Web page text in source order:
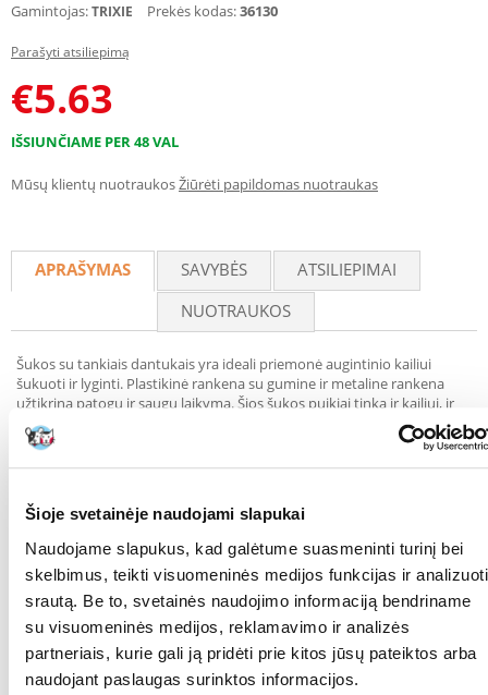
Šioje svetainėje naudojami slapukai
Naudojame slapukus, kad galėtume suasmeninti turinį bei
skelbimus, teikti visuomeninės medijos funkcijas ir analizuoti
srautą. Be to, svetainės naudojimo informaciją bendriname
su visuomeninės medijos, reklamavimo ir analizės
partneriais, kurie gali ją pridėti prie kitos jūsų pateiktos arba
naudojant paslaugas surinktos informacijos.
Gamintojas:TRIXIE Prekės kodas:36130
Parašyti atsiliepimą
€5.63
IŠSIUNČIAME PER 48 VAL
Mūsų klientų nuotraukosŽiūrėti papildomas nuotraukas
APRAŠYMAS SAVYBĖS
ATSILIEPIMAI
NUOTRAUKOS
Šukos su tankiais dantukais yra ideali priemonė augintinio kailiui
šukuoti ir lyginti. Plastikinė rankena su gumine ir metaline rankena
užtikrina patogų ir saugų laikymą. Šios šukos puikiai tinka ir kailiui, ir
pakulų šukavimui. Atraskite sveiko ir blizgančio savo augintinio kailio
paslaptį su šiuo nepakeičiamu priedu.
Plauko tipas: 2/4/5 Išmatavimai: 22 cm
Parametrai
GAMINTOJAS: TRIXIE
Paskirtis
PASKIRTIS: Ilgam kailiui